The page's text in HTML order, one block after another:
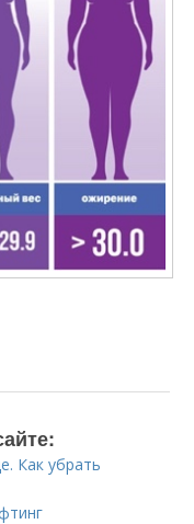
Как убрать